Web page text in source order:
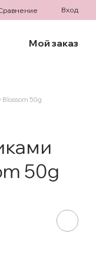
Вход
Мой заказ
Blossom 50g
50g